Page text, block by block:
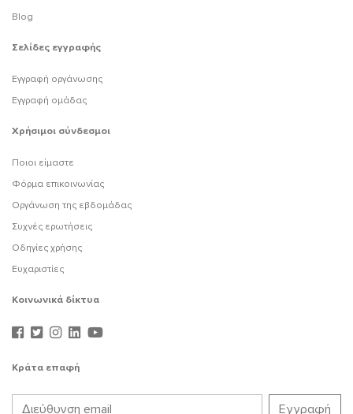
Blog
Σελίδες εγγραφής
Εγγραφή οργάνωσης
Εγγραφή ομάδας
Χρήσιμοι σύνδεσμοι
Ποιοι είμαστε
Φόρμα επικοινωνίας
Οργάνωση της εβδομάδας
Συχνές ερωτήσεις
Οδηγίες χρήσης
Ευχαριστίες
Κοινωνικά δίκτυα
Κράτα επαφή